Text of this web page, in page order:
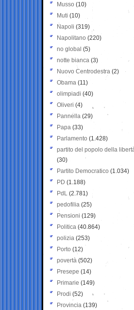
Musso (10)
Muti (10)
Napoli (319)
Napolitano (220)
no global (5)
notte bianca (3)
Nuovo Centrodestra (2)
Obama (11)
olimpiadi (40)
Oliveri (4)
Pannella (29)
Papa (33)
Parlamento (1.428)
partito del popolo della
(30)
Partito Democratico (1.034)
PD (1.188)
PdL (2.781)
pedofilia (25)
Pensioni (129)
Politica (40.864)
polizia (253)
Porto (12)
povertà (502)
Presepe (14)
Primarie (149)
Prodi (52)
Provincia (139)